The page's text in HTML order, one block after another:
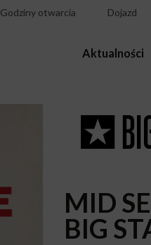
Godziny otwarcia Dojazd
Aktualności
MID
BIG